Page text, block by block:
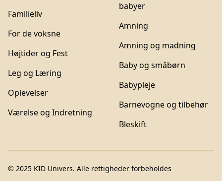
Familieliv
For de voksne
Højtider og Fest
Leg og Læring
Oplevelser
Værelse og Indretning
babyer
Amning
Amning og madning
Baby og småbørn
Babypleje
Barnevogne og tilbehør
Bleskift
© 2025 KID Univers. Alle rettigheder forbeholdes